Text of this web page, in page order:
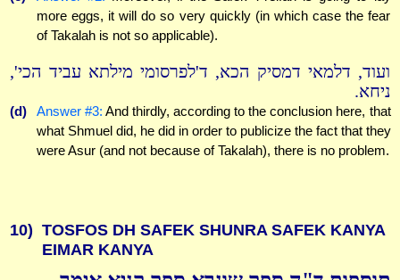
more eggs, it will do so very quickly (in which case the fear
of Takalah is not so applicable).
ועוד, דלמאי דמסיק הכא, ד'לפרסומי מילתא עביד הכי',
ניחא.
(d) Answer #3: And thirdly, according to the conclusion here, that
what Shmuel did, he did in order to publicize the fact that they
were Asur (and not because of Takalah), there is no problem.
10) TOSFOS DH SAFEK SHUNRA SAFEK KANYA
EIMAR KANYA